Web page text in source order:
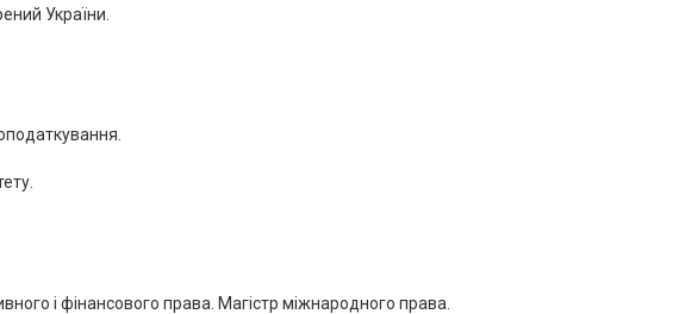
України.
і фінансового права. Магістр міжнародного права.